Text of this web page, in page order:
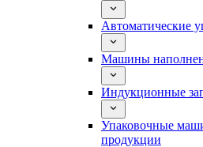
Автоматические
Машины
Индукционные
Упаковочные
продукции